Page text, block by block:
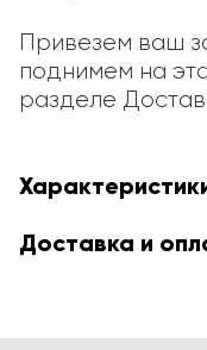
Привезем ваш
поднимем на
разделе
Доставка и